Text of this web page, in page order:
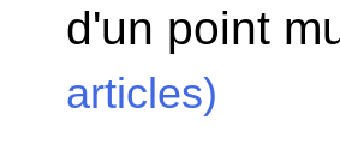
d'un point
articles)